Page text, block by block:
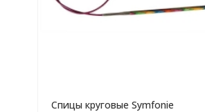
Спицы круговые Symfonie